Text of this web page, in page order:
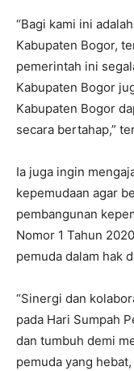
“Bagi kami ini
Kabupaten Bogor,
pemerintah ini
Kabupaten Bogor
Kabupaten Bogor
secara bertahap,”
Ia juga ingin
kepemudaan agar
pembangunan
Nomor 1 Tahun
pemuda dalam hak
“Sinergi dan
pada Hari Sumpah
dan tumbuh demi
pemuda yang